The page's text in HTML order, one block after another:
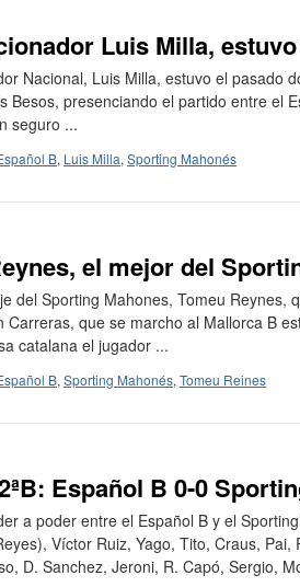
Luis Milla,
Nacional, Luis Milla, estuvo el pasado
Besos, presenciando el partido entre el
seguro ...
B, Luis Milla, Sporting Mahonés
el mejor del
del Sporting Mahones, Tomeu
Carreras, que se marcho al Mallorca B
catalana el jugador ...
B, Sporting Mahonés, Tomeu Reines
Español B 0-0
a poder entre el Español B y el
Víctor Ruiz, Yago, Tito, Craus,
D. Sanchez, Jeroni, R. Capó, Sergio,